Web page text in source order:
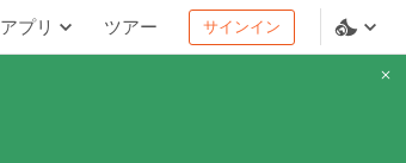
アプリ ツアー サインイン